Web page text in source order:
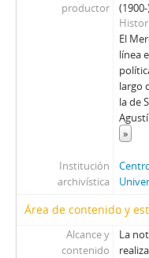
productor
El
línea
largo
la de
»
Institución
archivística
Área de contenido y
Alcance y
contenido
La